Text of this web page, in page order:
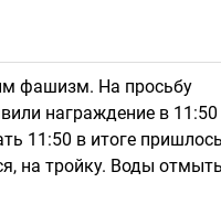
фашизм. На просьбу
награждение в 11:50
11:50 в итоге
на тройку. Воды